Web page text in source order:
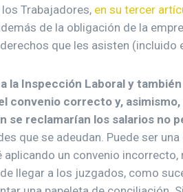
Trabajadores, en su tercer
de la obligación de la
que les asisten (incluido
la Inspección Laboral y
convenio correcto y,
se reclamarían los salarios no
que se adeudan. Puede ser
un convenio incorrecto,
llegar a los juzgados, como